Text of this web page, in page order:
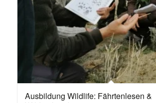
Ausbildung Wildlife: Fährtenlesen &